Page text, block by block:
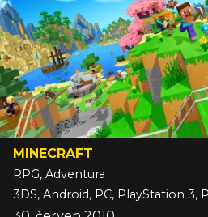
MINECRAFT
RPG, Adventura